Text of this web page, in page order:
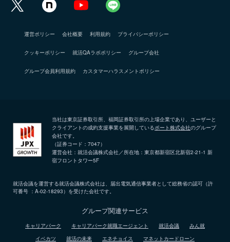
運営ポリシー 会社概要 利用規約 プライバシーポリシー
クッキーポリシー 就活QAラボポリシー グループ会社
グループ会員利用規約 カスタマーハラスメントポリシー
当社は東京証券取引所、福岡証券取引所の上場企業であり、ユーザーと
クライアントの成約支援事業を展開しているポート株式会社のグループ
会社です。
（証券コード：7047）
運営会社：就活会議株式会社／所在地：東京都新宿区北新宿2-21-1 新
宿フロントタワー5F
就活会議を運営する就活会議株式会社は、届出電気通信事業者として総務省の認可（許
可番号 ：A-02-18293）を受けた会社です。